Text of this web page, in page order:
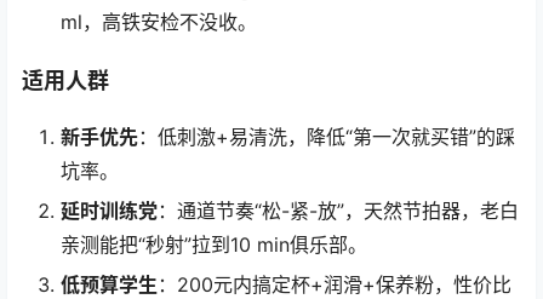
ml，高铁安检不没收。
适用人群
新手优先：低刺激+易清洗，降低“第一次就买错”的踩
坑率。
延时训练党：通道节奏“松-紧-放”，天然节拍器，老白
亲测能把“秒射”拉到10 min俱乐部。
低预算学生 ：200元内搞定杯+润滑+保养粉，性价比